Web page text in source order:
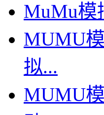
MuMu模
MUMU
拟...
MUMU